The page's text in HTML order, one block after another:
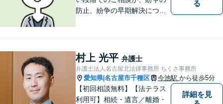
防止、紛争の早期解決につな
る
村上 光平 弁護士
弁護士法人名古屋北法律事務所 ちくさ事務所
愛知県|名古屋市千種区 今池駅 から徒歩5分
【初回相談無料】【法テラス
利用可】相続・遺言／離婚・
詳細を見